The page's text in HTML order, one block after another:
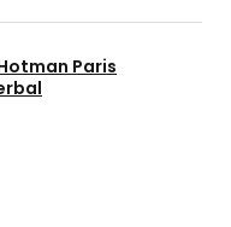
Paris